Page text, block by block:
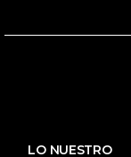
LO NUESTRO